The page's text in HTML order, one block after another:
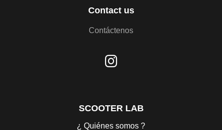
Contact us
Contáctenos
SCOOTER LAB
¿ Quiénes somos ?